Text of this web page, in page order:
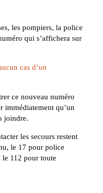
les pompiers, la police
qui s’affichera sur
cas d’un
ce nouveau numéro
immédiatement qu’un
joindre.
les secours restent
le 17 pour police
112 pour toute